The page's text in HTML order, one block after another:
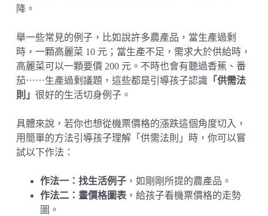
降。
舉一些常見的例子，比如說許多農產品，當生產過剩
時，一顆高麗菜 10 元；當生產不足，需求大於供給時，
高麗菜可以一顆要價 200 元。不時也會有聽過香蕉、番
茄⋯⋯生產過剩議題，這些都是引導孩子認識「供需法
則」 很好的生活切身例子。
具體來說，若你也想從機票價格的漲跌這個角度切入，
用簡單的方法引導孩子理解「供需法則」時，你可以嘗
試以下作法：
作法一：找生活例子，如剛剛所提的農產品。
作法二：畫價格圖表，給孩子看機票價格的走勢
圖。